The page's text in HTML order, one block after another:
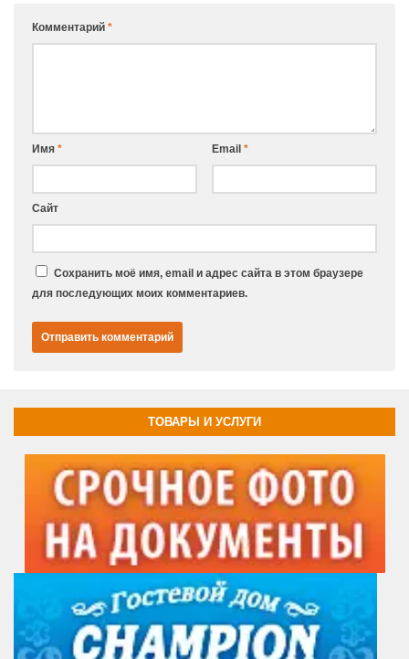
Комментарий *
Имя * Email *
Сайт
Сохранить моё имя, email и адрес сайта в этом браузере
для последующих моих комментариев.
ТОВАРЫ И УСЛУГИ